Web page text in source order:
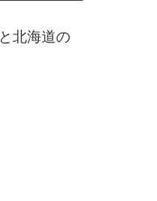
北海道の